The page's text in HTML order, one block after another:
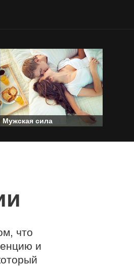
Мужская сила
что
и